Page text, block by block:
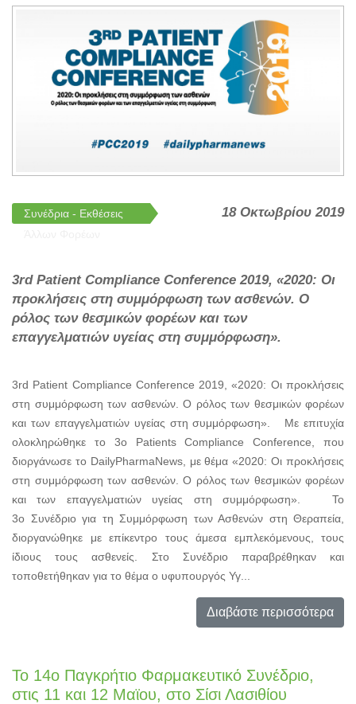
Συνέδρια - Εκθέσεις
18 Οκτωβρίου 2019
3rd Patient Compliance Conference 2019, «2020: Οι
προκλήσεις στη συμμόρφωση των ασθενών. Ο
ρόλος των θεσμικών φορέων και των
επαγγελματιών υγείας στη συμμόρφωση».
3rd Patient Compliance Conference 2019, «2020: Οι προκλήσεις
στη συμμόρφωση των ασθενών. Ο ρόλος των θεσμικών φορέων
και των επαγγελματιών υγείας στη συμμόρφωση». Με επιτυχία
ολοκληρώθηκε το 3o Patients Compliance Conference, που
διοργάνωσε το DailyPharmaNews, με θέμα «2020: Οι προκλήσεις
στη συμμόρφωση των ασθενών. Ο ρόλος των θεσμικών φορέων
και των επαγγελματιών υγείας στη συμμόρφωση». Το
3ο Συνέδριο για τη Συμμόρφωση των Ασθενών στη Θεραπεία,
διοργανώθηκε με επίκεντρο τους άμεσα εμπλεκόμενους, τους
ίδιους τους ασθενείς. Στο Συνέδριο παραβρέθηκαν και
τοποθετήθηκαν για το θέμα ο υφυπουργός Υγ...
Διαβάστε περισσότερα
Το 14ο Παγκρήτιο Φαρμακευτικό Συνέδριο,
στις 11 και 12 Μαϊου, στο Σίσι Λασιθίου